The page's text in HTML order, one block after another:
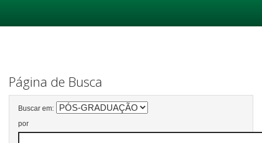
Página de Busca
Buscar em:
por